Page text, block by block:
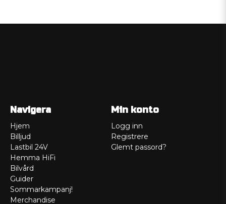
Navigera
Hjem
Billjud
Lastbil 24V
Hemma HiFi
Bilvård
Guider
Sommarkampanj!
Merchandise
Min konto
Logg inn
Registrere
Glemt passord?